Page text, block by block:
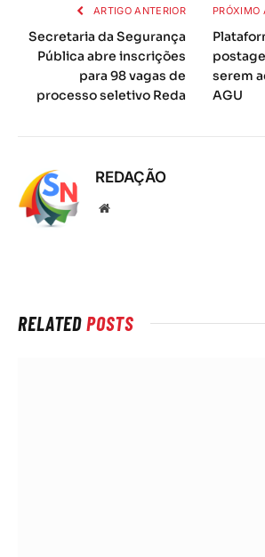
ARTIGO ANTERIOR
Secretaria da Segurança
Pública abre inscrições
para 98 vagas de
processo seletivo Reda
PRÓXIMO
serem
AGU
REDAÇÃO
Local
RELATEDPOSTS